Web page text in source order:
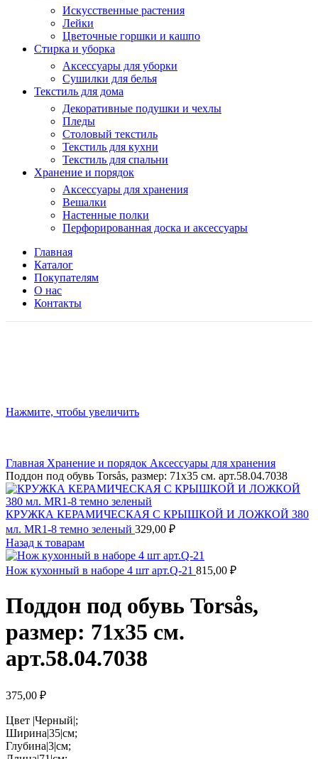
Искусственные растения
Лейки
Цветочные горшки и кашпо
Стирка и уборка
Аксессуары для уборки
Сушилки для белья
Текстиль для дома
Декоративные подушки и чехлы
Пледы
Столовый текстиль
Текстиль для кухни
Текстиль для спальни
Хранение и порядок
Аксессуары для хранения
Вешалки
Настенные полки
Перфорированная доска и аксессуары
Главная
Каталог
Покупателям
О нас
Контакты
Нажмите, чтобы увеличить
Главная Хранение и порядок Аксессуары для хранения
Поддон под обувь Torsås, размер: 71х35 см. арт.58.04.7038
КРУЖКА КЕРАМИЧЕСКАЯ С КРЫШКОЙ И ЛОЖКОЙ 380
мл. MR1-8 темно зеленый 329,00 ₽
Назад к товарам
Нож кухонный в наборе 4 шт арт.Q-21 815,00 ₽
Поддон под обувь Torsås,
размер: 71х35 см.
арт.58.04.7038
375,00 ₽
Цвет |Черный|;
Ширина|35|см;
Глубина|3|см;